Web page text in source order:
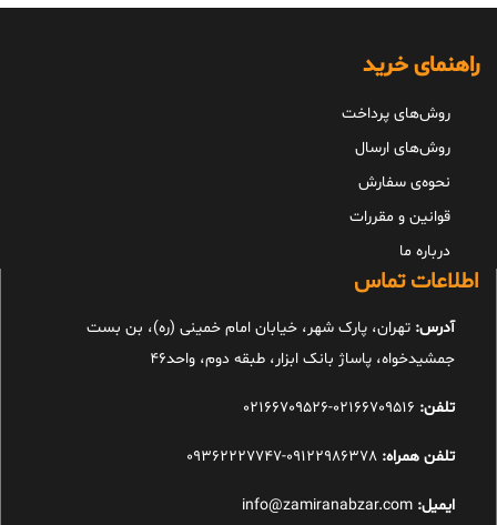
راهنمای خرید
روش‌های پرداخت
روش‌های ارسال
نحوه‌ی سفارش
قوانین و مقررات
درباره ما
اطلاعات تماس
آدرس: تهران، پارک شهر، خیابان امام خمینی (ره)، بن بست
جمشیدخواه، پاساژ بانک ابزار، طبقه دوم، واحد46
تلفن:
تلفن همراه: 09122986378-09362227747
ایمیل: